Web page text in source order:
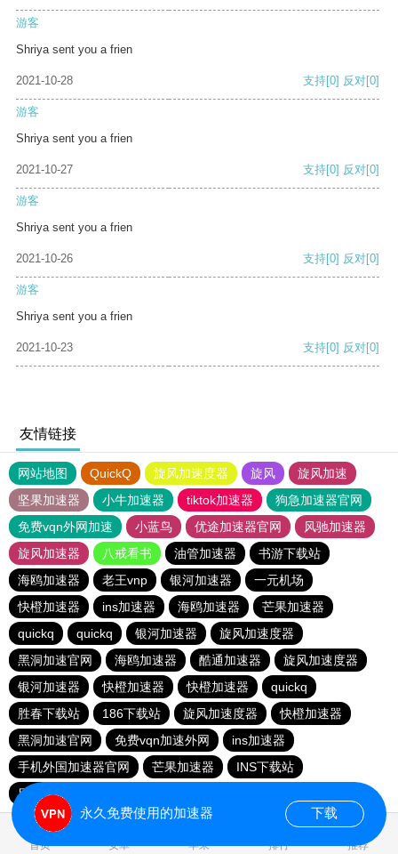
游客
Shriya sent you a frien
2021-10-28 支持[0] 反对[0]
游客
Shriya sent you a frien
2021-10-27 支持[0] 反对[0]
游客
Shriya sent you a frien
2021-10-26 支持[0] 反对[0]
游客
Shriya sent you a frien
2021-10-23 支持[0] 反对[0]
友情链接
网站地图 QuickQ 旋风加速度器 旋风
旋风加速
坚果加速器
小牛加速器 tiktok加速器
狗急加速器官网
免费vqn外网加速
小蓝鸟 优途加速器官网
风驰加速器
旋风加速器
八戒看书 油管加速器
书游下载站
海鸥加速器
老王vnp 银河加速器
一元机场
快橙加速器
ins加速器 海鸥加速器
芒果加速器
quickq
quickq 银河加速器
旋风加速度器
黑洞加速官网
海鸥加速器 酷通加速器
旋风加速度器
银河加速器
快橙加速器 快橙加速器
quickq
胜春下载站
186下载站 旋风加速度器
快橙加速器
黑洞加速官网
免费vqn加速外网
ins加速器
手机外国加速器官网
芒果加速器
INS下载站
目标下载站
首页 安卓 苹果 排行 推荐
永久免费使用的加速器 下载
0.071614s